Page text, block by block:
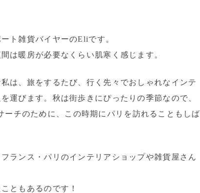
ト雑貨バイヤーのEliです。
は暖房が必要なくらい肌寒く感じます。
は、旅をするたび、行く先々でおしゃれなインテ
運びます。秋は街歩きにぴったりの季節なので、
チのために、この時期にパリを訪れることもしば
ランス・パリのインテリアショップや雑貨屋さん
ともあるのです！